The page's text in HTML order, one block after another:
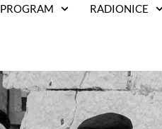
PROGRAM RADIONICE